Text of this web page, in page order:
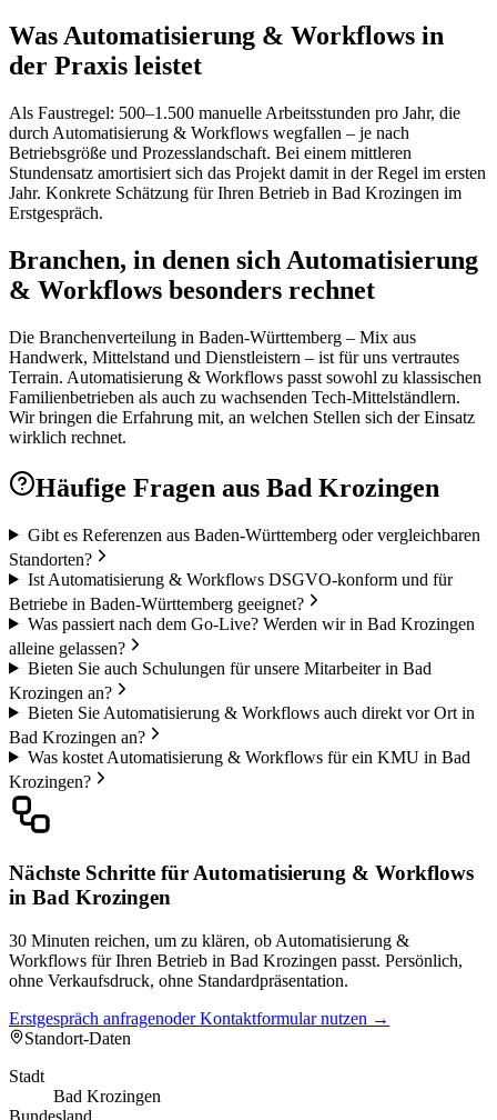
Was Automatisierung & Workflows in
der Praxis leistet
Als Faustregel: 500–1.500 manuelle Arbeitsstunden pro Jahr, die
durch Automatisierung & Workflows wegfallen – je nach
Betriebsgröße und Prozesslandschaft. Bei einem mittleren
Stundensatz amortisiert sich das Projekt damit in der Regel im ersten
Jahr. Konkrete Schätzung für Ihren Betrieb in Bad Krozingen im
Erstgespräch.
Branchen, in denen sich Automatisierung
& Workflows besonders rechnet
Die Branchenverteilung in Baden-Württemberg – Mix aus
Handwerk, Mittelstand und Dienstleistern – ist für uns vertrautes
Terrain. Automatisierung & Workflows passt sowohl zu klassischen
Familienbetrieben als auch zu wachsenden Tech-Mittelständlern.
Wir bringen die Erfahrung mit, an welchen Stellen sich der Einsatz
wirklich rechnet.
Häufige Fragen aus Bad Krozingen
Gibt es Referenzen aus Baden-Württemberg oder vergleichbaren
Standorten?
Ist Automatisierung & Workflows DSGVO-konform und für
Betriebe in Baden-Württemberg geeignet?
Was passiert nach dem Go-Live? Werden wir in Bad Krozingen
alleine gelassen?
Bieten Sie auch Schulungen für unsere Mitarbeiter in Bad
Krozingen an?
Bieten Sie Automatisierung & Workflows auch direkt vor Ort in
Bad Krozingen an?
Was kostet Automatisierung & Workflows für ein KMU in Bad
Krozingen?
Nächste Schritte für Automatisierung & Workflows
in Bad Krozingen
30 Minuten reichen, um zu klären, ob Automatisierung &
Workflows für Ihren Betrieb in Bad Krozingen passt. Persönlich,
ohne Verkaufsdruck, ohne Standardpräsentation.
Erstgespräch anfragenoder Kontaktformular nutzen →
Standort-Daten
Stadt
Bad Krozingen
Bundesland